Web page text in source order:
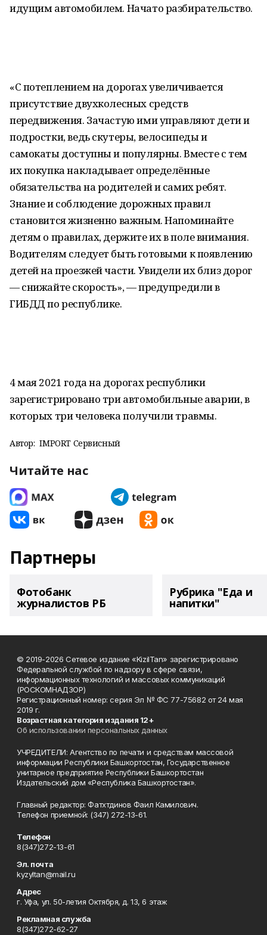
идущим автомобилем. Начато разбирательство.
«С потеплением на дорогах увеличивается
присутствие двухколесных средств
передвижения. Зачастую ими управляют дети и
подростки, ведь скутеры, велосипеды и
самокаты доступны и популярны. Вместе с тем
их покупка накладывает определённые
обязательства на родителей и самих ребят.
Знание и соблюдение дорожных правил
становится жизненно важным. Напоминайте
детям о правилах, держите их в поле внимания.
Водителям следует быть готовыми к появлению
детей на проезжей части. Увидели их близ дорог
— снижайте скорость», — предупредили в
ГИБДД по республике.
4 мая 2021 года на дорогах республики
зарегистрировано три автомобильные аварии, в
которых три человека получили травмы.
Автор: IMPORT Сервисный
Читайте нас
Партнеры
Фотобанк
журналистов РБ
Рубрика "Еда и
напитки"
© 2019-2026 Сетевое издание «KizilTan» зарегистрировано
Федеральной службой по надзору в сфере связи,
информационных технологий и массовых коммуникаций
(РОСКОМНАДЗОР)
Регистрационный номер: серия Эл № ФС 77-75682 от 24 мая
2019 г.
Возрастная категория издания 12+
Об использовании персональных данных
УЧРЕДИТЕЛИ: Агентство по печати и средствам массовой
информации Республики Башкортостан, Государственное
унитарное предприятие Республики Башкортостан
Издательский дом «Республика Башкортостан».
Главный редактор: Фатхтдинов Фаил Камилович.
Телефон приемной: (347) 272-13-61.
Телефон
8(347)272-13-61
Эл. почта
kyzyltan@mail.ru
Адрес
г. Уфа, ул. 50-летия Октября, д. 13, 6 этаж
Рекламная служба
8(347)272-62-27